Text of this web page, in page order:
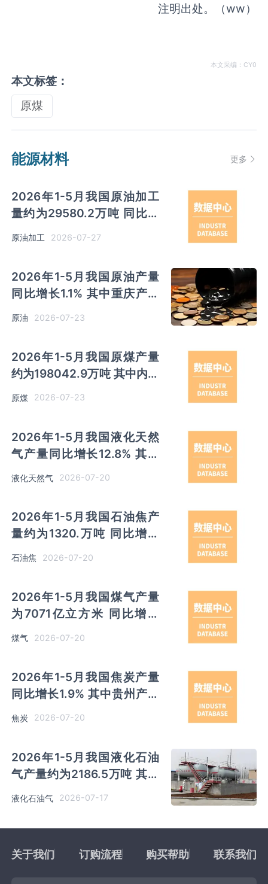
注明出处。（ww）
本文采编：CY0
本文标签：
原煤
能源材料 更多
2026年1-5月我国原油加工
量约为29580.2万吨 同比下
降2.2% 其中山东以超六千万
吨产量排名第一
原油加工 2026-07-27
2026年1-5月我国原油产量
同比增长1.1% 其中重庆产量
同比增长74.7%
原油 2026-07-23
2026年1-5月我国原煤产量
约为198042.9万吨 其中内蒙
27.3%、27.1%
原煤 2026-07-23
2026年1-5月我国液化天然
气产量同比增长12.8% 其中
液化天然气 2026-07-20
2026年1-5月我国石油焦产
量约为1320.万吨 同比增长
0.6% 其中山东产量占比
36.0%
石油焦 2026-07-20
2026年1-5月我国煤气产量
为7071亿立方米 同比增长
0.3% 其中河北以超千亿立方
米产量排名第一
煤气 2026-07-20
2026年1-5月我国焦炭产量
同比增长1.9% 其中贵州产量
同比增长58.8%
焦炭 2026-07-20
2026年1-5月我国液化石油
气产量约为2186.5万吨 其中
排名前二
液化石油气 2026-07-17
关于我们 订购流程 购买帮助 联系我们